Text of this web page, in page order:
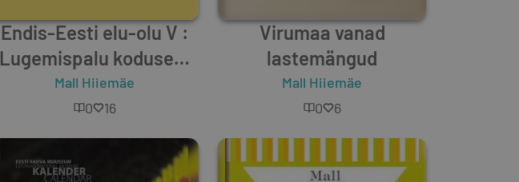
Lauri Vahtre ,Tõnis Lukas Riina Alatalu,Marju Kõivupuu
Endis-Eesti elu-olu V :
Lugemispalu kodusest
ja perekondlikust elust
Mall Hiiemäe
0
16
Virumaa vanad
lastemängud
Mall Hiiemäe
0
6